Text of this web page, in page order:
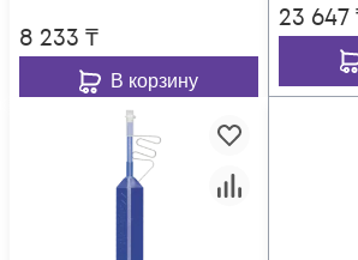
8 233 ₸
В корзину
23 647